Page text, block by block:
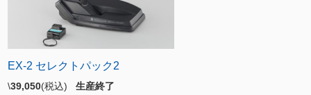
EX-2 セレクトパック2
\39,050(税込) 生産終了